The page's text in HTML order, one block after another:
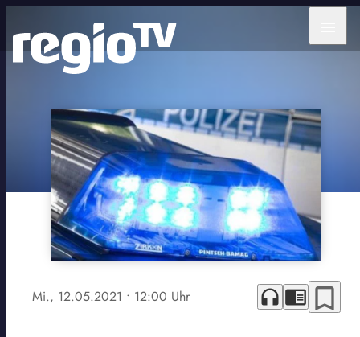
Mi., 12.05.2021 • 12:00 Uhr headphones chrome_reader_mode bookmark_border